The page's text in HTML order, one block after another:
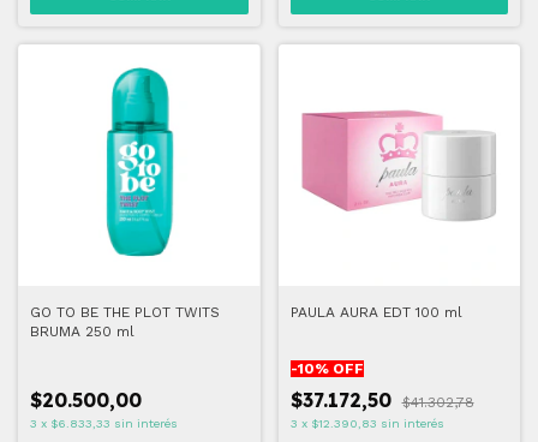
GO TO BE THE PLOT TWITS
BRUMA 250 ml
$20.500,00
3 x $6.833,33 sin interés
PAULA AURA EDT 100 ml
-10% OFF
$37.172,50 $41.302,78
3 x $12.390,83 sin interés